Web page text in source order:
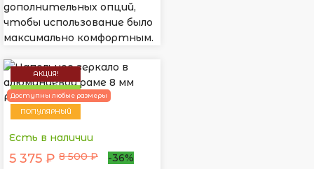
дополнительных опций,
чтобы использование было
максимально комфортным.
АКЦИЯ!
НОВИНКА
ПОПУЛЯРНЫЙ
Доступны любые размеры
Есть в наличии
5 375 ₽ 8 500 ₽
-36%